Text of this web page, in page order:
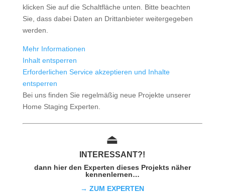
klicken Sie auf die Schaltfläche unten. Bitte beachten
Sie, dass dabei Daten an Drittanbieter weitergegeben
werden.
Mehr Informationen
Inhalt entsperren
Erforderlichen Service akzeptieren und Inhalte
entsperren
Bei uns finden Sie regelmäßig neue Projekte unserer
Home Staging Experten.
⏏︎
INTER ESSANT?!
dann hier den Experten dieses Projekts näher
kennenlernen…
→ ZUM EXPERTEN